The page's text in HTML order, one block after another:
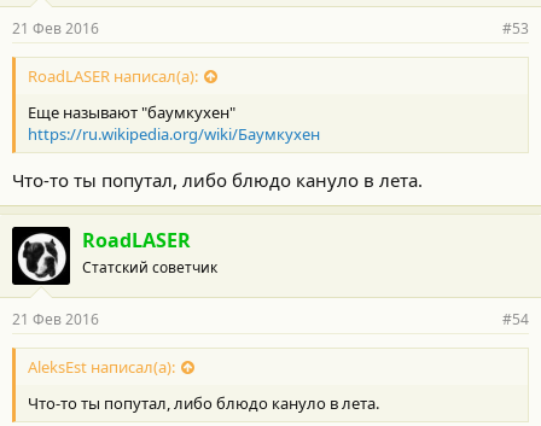
21 Фев 2016 #53
RoadLASER написал(а):
Еще называют "баумкухен"
https://ru.wikipedia.org/wiki/Баумкухен
Что-то ты попутал, либо блюдо кануло в лета.
RoadLASER
Статский советчик
21 Фев 2016 #54
AleksEst написал(а):
Что-то ты попутал, либо блюдо кануло в лета.